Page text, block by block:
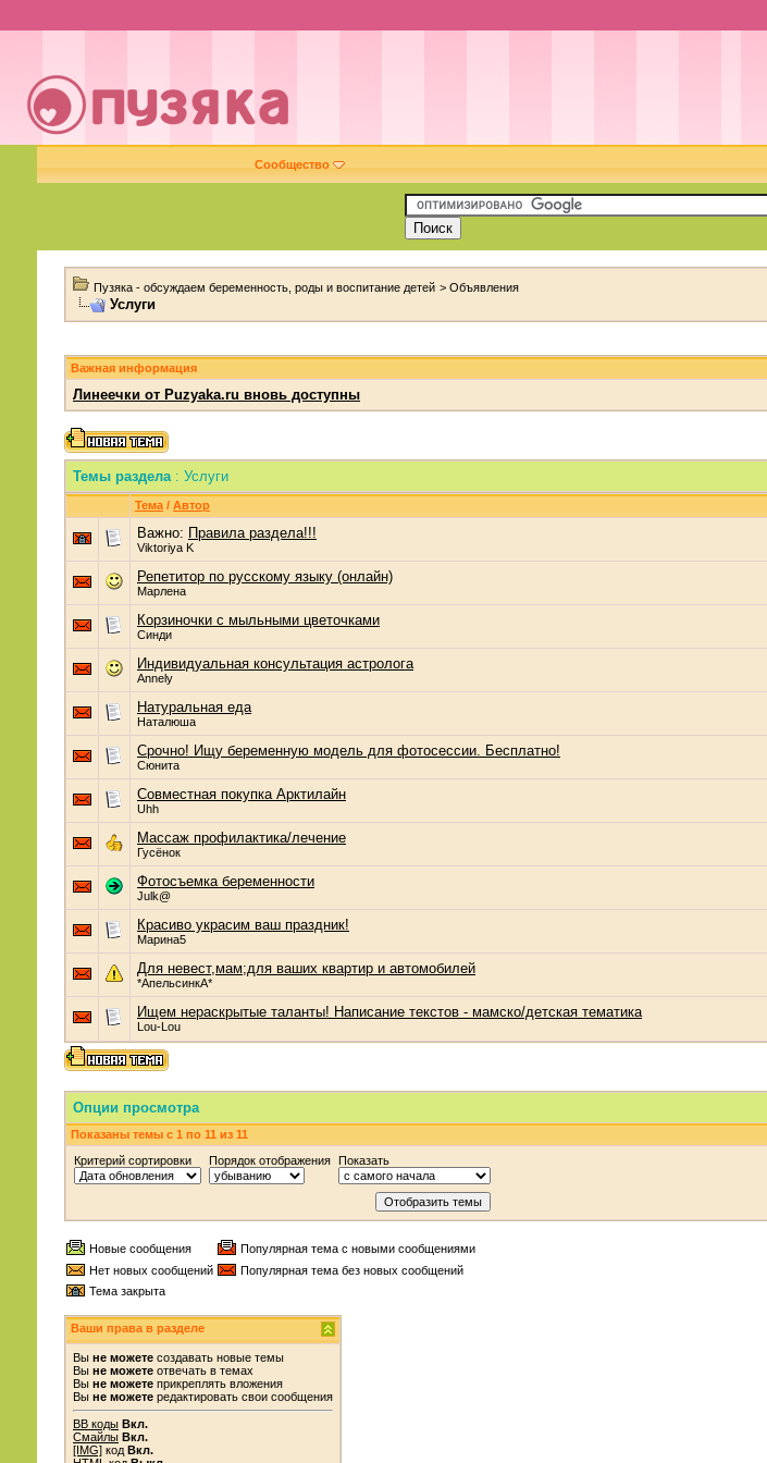
Сообщество
Пузяка - обсуждаем беременность, роды и воспитание детей > Объявления
Услуги
Важная информация
Линеечки от Puzyaka.ru вновь доступны
Темы раздела: Услуги
Тема/ Автор
Важно: Правила раздела!!!
Viktoriya K
Репетитор по русскому языку (онлайн)
Марлена
Корзиночки с мыльными цветочками
Синди
Индивидуальная консультация астролога
Annely
Натуральная еда
Наталюша
Срочно! Ищу беременную модель для фотосессии. Бесплатно!
Сюнита
Совместная покупка Арктилайн
Uhh
Массаж профилактика/лечение
Гусёнок
Фотосъемка беременности
Julk@
Красиво украсим ваш праздник!
Марина5
Для невест,мам;для ваших квартир и автомобилей
*АпельсинкА*
Ищем нераскрытые таланты! Написание текстов - мамско/детская тематика
Lou-Lou
Опции просмотра
Показаны темы с 1 по 11 из 11
Критерий сортировки
Порядок отображения Показать
Новые сообщения
Популярная тема с новыми сообщениями
Нет новых сообщений
Популярная тема без новых сообщений
Тема закрыта
Ваши права в разделе
Вы не можетесоздавать новые темы
Вы не можетеотвечать в темах
Вы не можетеприкреплять вложения
Вы не можетередактировать свои сообщения
BB коды Вкл.
Смайлы Вкл.
[IMG]код Вкл.